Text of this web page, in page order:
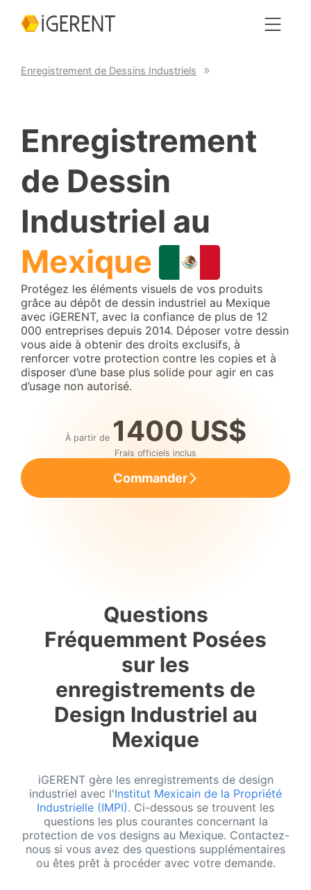
Enregistrement de Dessins Industriels
Enregistrement
de Dessin
Industriel au
Mexique
Protégez les éléments visuels de vos produits
grâce au dépôt de dessin industriel au Mexique
avec iGERENT, avec la confiance de plus de 12
000 entreprises depuis 2014. Déposer votre dessin
vous aide à obtenir des droits exclusifs, à
renforcer votre protection contre les copies et à
disposer d’une base plus solide pour agir en cas
d’usage non autorisé.
À partir de 1400 US$
Frais officiels inclus
Commander
Questions
Fréquemment Posées
sur les
enregistrements de
Design Industriel au
Mexique
iGERENT gère les enregistrements de design
industriel avec l'Institut Mexicain de la Propriété
Industrielle (IMPI). Ci-dessous se trouvent les
questions les plus courantes concernant la
protection de vos designs au Mexique. Contactez-
nous si vous avez des questions supplémentaires
ou êtes prêt à procéder avec votre demande.